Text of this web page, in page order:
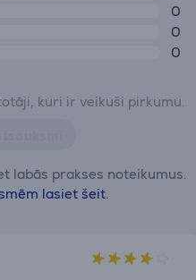
0
0
0
kuri ir veikuši pirkumu.
labās prakses noteikumus.
lasiet šeit.